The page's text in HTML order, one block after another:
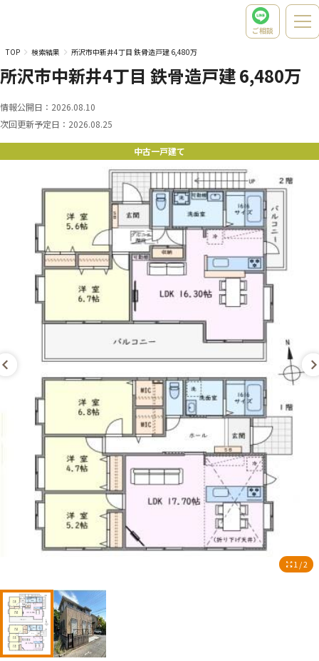
ご相談
TOP
検索結果 所沢市中新井4丁目 鉄骨造戸建 6,480万
所沢市中新井4丁目 鉄骨造戸建 6,480万
情報公開日： 2026.08.10
次回更新予定日： 2026.08.25
中古一戸建て
1 / 2